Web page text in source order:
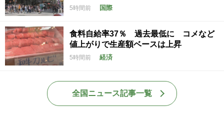
5時間前 国際
食料自給率37％ 過去最低に コメなど
値上がりで生産額ベースは上昇
5時間前 経済
全国ニュース記事一覧